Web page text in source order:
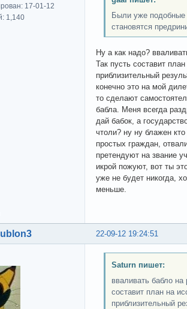
17-01-12
1,140
Были уже подобные
становятся
Ну а как надо?
Так пусть составит
приблизительный
конечно это на мой
то сделают
бабла. Меня всегда
дай бабок, а
чтоли? ну ну блажен
простых граждан,
претендуют на звание
икрой пожуют, вот ты
уже не будет никогда,
меньше.
22-09-12 19:24:51
Saturn пишет:
вваливать бабло на
составит план на
приблизительный